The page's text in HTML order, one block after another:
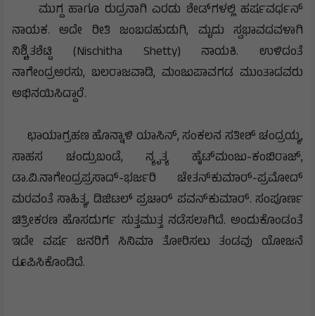
ಮುಗ್ದ ಹಾಗೂ ರುದ್ರನಾಗಿ ಎರಡು ಶೇಡ್‌ಗಳಲ್ಲಿ ಹರ್ಷವರ್ಧನ್
ನಾಯಕ. ಅದೇ ರೀತಿ ಜಂಬದಹುಡುಗಿ, ಮೃದು ಸ್ವಭಾವದವಳಾಗಿ
ನಿಶ್ಚಿತಶೆಟ್ಟಿ (Nischitha Shetty) ನಾಯಕಿ. ಉಳಿದಂತೆ
ನಾಗೇಂದ್ರಅರಸು, ಬಲರಾಜವಾಡಿ, ಮಂಜುಪಾವಗಡ ಮುಂತಾದವರು
ಅಭಿನಯಿಸಿದ್ದಾರೆ.
ಛಾಯಾಗ್ರಹಣ ಹೊನ್ನಾಳಿ ಯಾಸಿನ್, ಸಂಕಲನ ಸತೀಶ್ ಚಂದ್ರಯ್ಯ,
ಸಾಹಸ ಚಂದ್ರುಬಂಡೆ, ನ್ಯೃತ್ಯ ಹೈಟ್‌ಮಂಜು-ಕಂಬಿರಾಜ್,
ಡಾ.ವಿ.ನಾಗೇಂದ್ರಪ್ರಸಾದ್-ಭರ್ಜರಿ ಚೇತನ್‌ಕುಮಾರ್-ಪ್ರಮೋದ್
ಮರವಂತೆ ಸಾಹಿತ್ಯ, ಡಿಜಿಟಲ್ ಪ್ರಚಾರ್ ಪವನ್‌ಕುಮಾರ್. ಸಂಪೂರ್ಣ
ಚಿತ್ರೀಕರಣ ಹೊಸದುರ್ಗ ಸುತ್ತಮುತ್ತ ನಡೆಸಲಾಗಿದೆ. ಅಂದುಕೊಂಡಂತೆ
ಇದೇ ವರ್ಷ ಜನರಿಗೆ ಸಿನಿಮಾ ತೋರಿಸಲು ತಂಡವು ಯೋಜನೆ
ರೂಪಿಸಿಕೊಂಡಿದೆ.